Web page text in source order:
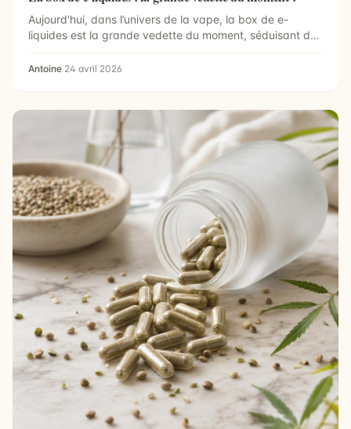
Aujourd’hui, dans l’univers de la vape, la box de e-
liquides est la grande vedette du moment, séduisant de
no...
Antoine·24 avril 2026